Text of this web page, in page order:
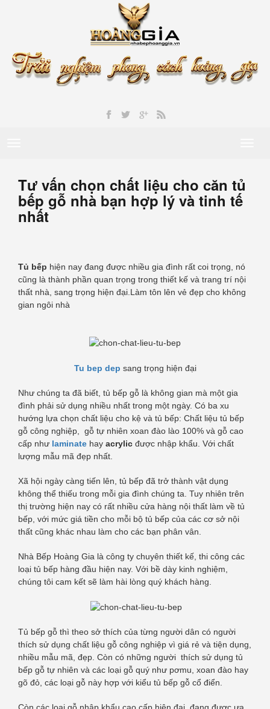
Tư vấn chọn chất liệu cho căn tủ
bếp gỗ nhà bạn hợp lý và tinh tế
nhất
Tủ bếp hiện nay đang được nhiều gia đình rất coi trọng, nó
cũng là thành phần quan trọng trong thiết kế và trang trí nội
thất nhà, sang trọng hiện đại.Làm tôn lên vẻ đẹp cho không
gian ngôi nhà
Tu bep dep sang trọng hiện đại
Như chúng ta đã biết, tủ bếp gỗ là không gian mà một gia
đình phải sử dụng nhiều nhất trong một ngày. Có ba xu
hướng lựa chọn chất liệu cho kệ và tủ bếp: Chất liệu tủ bếp
gỗ công nghiệp, gỗ tự nhiên xoan đào lào 100% và gỗ cao
cấp như laminate hay acrylic được nhập khẩu. Với chất
lượng mẫu mã đẹp nhất.
Xã hội ngày càng tiến lên, tủ bếp đã trở thành vật dụng
không thể thiếu trong mỗi gia đình chúng ta. Tuy nhiên trên
thị trường hiện nay có rất nhiều cửa hàng nội thất làm về tủ
bếp, với mức giá tiền cho mỗi bộ tủ bếp của các cơ sở nội
thất cũng khác nhau làm cho các bạn phân vân.
Nhà Bếp Hoàng Gia là công ty chuyên thiết kế, thi công các
loại tủ bếp hàng đầu hiện nay. Với bề dày kinh nghiệm,
chúng tôi cam kết sẽ làm hài lòng quý khách hàng.
Tủ bếp gỗ thì theo sở thích của từng người dân có người
thích sử dụng chất liệu gỗ công nghiệp vì giá rẻ và tiện dụng,
nhiều mẫu mã, đẹp. Còn có những người thích sử dụng tủ
bếp gỗ tự nhiên và các loại gỗ quý như pơmu, xoan đào hay
gõ đỏ, các loại gỗ này hợp với kiểu tủ bếp gỗ cổ điển.